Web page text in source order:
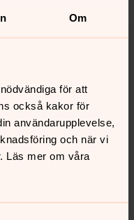
Om
för att
också kakor för
användarupplevelse,
och när vi
Läs mer om våra
bland annat